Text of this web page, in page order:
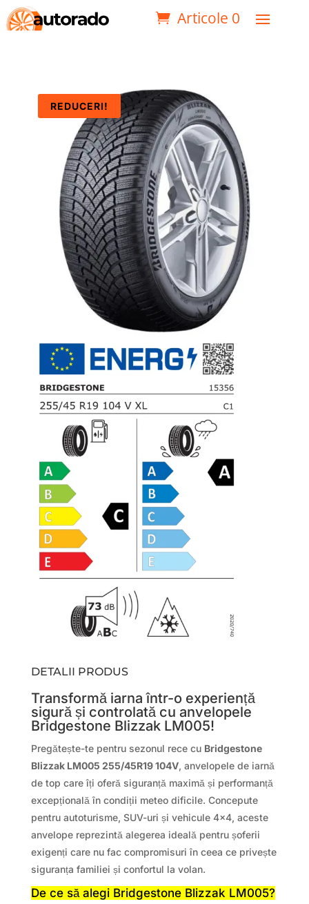
Articole 0
REDUCERI!
DETALII PRODUS
Transformă iarna într-o experiență
sigură și controlată cu anvelopele
Bridgestone Blizzak LM005!
Pregătește-te pentru sezonul rece cu Bridgestone
Blizzak LM005 255/45R19 104V, anvelopele de iarnă
de top care îți oferă siguranță maximă și performanță
excepțională în condiții meteo dificile. Concepute
pentru autoturisme, SUV-uri și vehicule 4×4, aceste
anvelope reprezintă alegerea ideală pentru șoferii
exigenți care nu fac compromisuri în ceea ce privește
siguranța familiei și confortul la volan.
De ce să alegi Bridgestone Blizzak LM005?